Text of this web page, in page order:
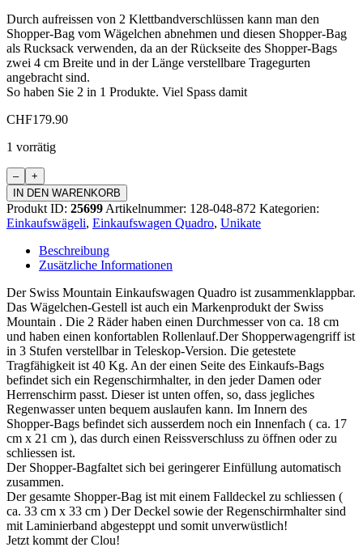
Durch aufreissen von 2 Klettbandverschlüssen kann man den
Shopper-Bag vom Wägelchen abnehmen und diesen Shopper-Bag
als Rucksack verwenden, da an der Rückseite des Shopper-Bags
zwei 4 cm Breite und in der Länge verstellbare Tragegurten
angebracht sind.
So haben Sie 2 in 1 Produkte. Viel Spass damit
CHF179.90
1 vorrätig
Einkaufswagen
Quadro
Menge
IN DEN WARENKORB
Produkt ID: 25699 Artikelnummer: 128-048-872 Kategorien:
Einkaufswägeli, Einkaufswagen Quadro, Unikate
Beschreibung
Zusätzliche Informationen
Der Swiss Mountain Einkaufswagen Quadro ist zusammenklappbar.
Das Wägelchen-Gestell ist auch ein Markenprodukt der Swiss
Mountain . Die 2 Räder haben einen Durchmesser von ca. 18 cm
und haben einen konfortablen Rollenlauf.Der Shopperwagengriff ist
in 3 Stufen verstellbar in Teleskop-Version. Die getestete
Tragfähigkeit ist 40 Kg. An der einen Seite des Einkaufs-Bags
befindet sich ein Regenschirmhalter, in den jeder Damen oder
Herrenschirm passt. Dieser ist unten offen, so, dass jegliches
Regenwasser unten bequem auslaufen kann. Im Innern des
Shopper-Bags befindet sich ausserdem noch ein Innenfach ( ca. 17
cm x 21 cm ), das durch einen Reissverschluss zu öffnen oder zu
schliessen ist.
Der Shopper-Bagfaltet sich bei geringerer Einfüllung automatisch
zusammen.
Der gesamte Shopper-Bag ist mit einem Falldeckel zu schliessen (
ca. 33 cm x 33 cm ) Der Deckel sowie der Regenschirmhalter sind
mit Laminierband abgesteppt und somit unverwüstlich!
Jetzt kommt der Clou!